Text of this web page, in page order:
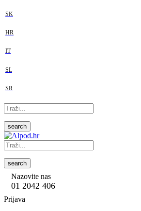
SK
HR
IT
SL
SR
search
search
Nazovite nas
01 2042 406
Prijava